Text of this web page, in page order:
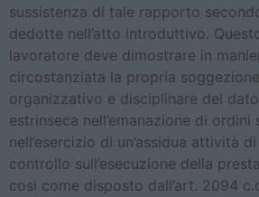
sussistenza di tale rapporto
dedotte nell’atto introduttivo.
lavoratore deve dimostrare in
circostanziata la propria
organizzativo e disciplinare del
estrinseca nell’emanazione di
nell’esercizio di un’assidua attività
controllo sull’esecuzione della
così come disposto dall’art. 2094